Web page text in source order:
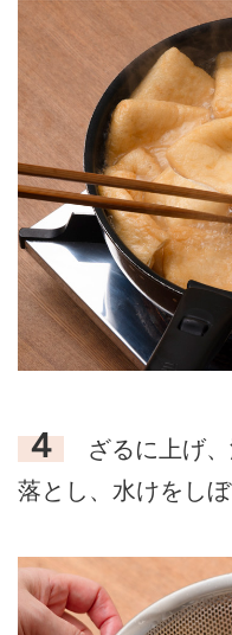
４
ざるに上げ、
落とし、水けをしぼ